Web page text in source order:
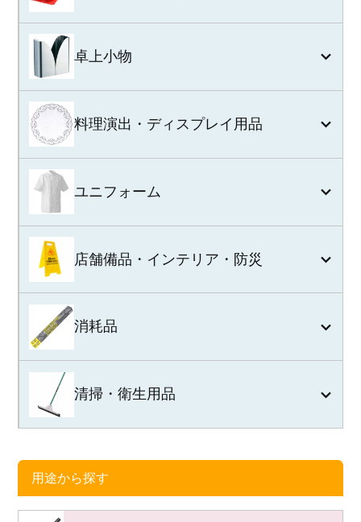
卓上小物
料理演出・ディスプレイ用品
ユニフォーム
店舗備品・インテリア・防災
消耗品
清掃・衛生用品
用途から探す